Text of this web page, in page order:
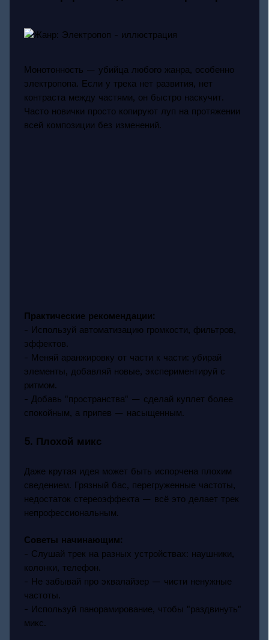
Монотонность — убийца любого жанра, особенно
электропопа. Если у трека нет развития, нет
контраста между частями, он быстро наскучит.
Часто новички просто копируют луп на протяжении
всей композиции без изменений.
Практические рекомендации:
- Используй автоматизацию громкости, фильтров,
эффектов.
- Меняй аранжировку от части к части: убирай
элементы, добавляй новые, экспериментируй с
ритмом.
- Добавь "пространства" — сделай куплет более
спокойным, а припев — насыщенным.
5. Плохой микс
Даже крутая идея может быть испорчена плохим
сведением. Грязный бас, перегруженные частоты,
недостаток стереоэффекта — всё это делает трек
непрофессиональным.
Советы начинающим:
- Слушай трек на разных устройствах: наушники,
колонки, телефон.
- Не забывай про эквалайзер — чисти ненужные
частоты.
- Используй панорамирование, чтобы "раздвинуть"
микс.